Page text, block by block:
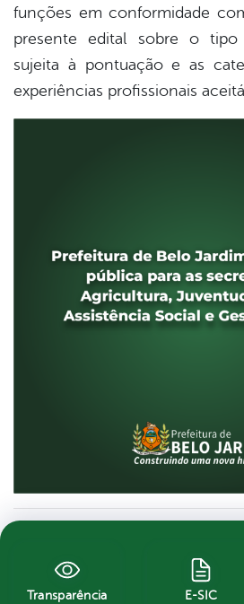
funções em conformidade
presente edital sobre o tipo
sujeita à pontuação e as
experiências profissionais
Transparência E-SIC